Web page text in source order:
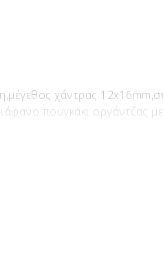
χάντρας
πουγκάκι οργάντζας